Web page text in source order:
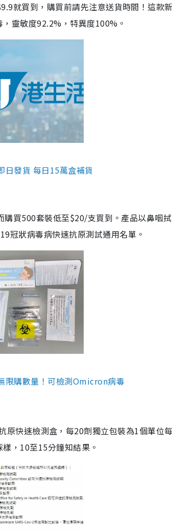
就買到，購買前請先注意送貨時間！這款
靈敏度92.2%，特異度100%。
日發貨 每日15萬盒補貨
買500套裝低至$20/支買到。產品以鼻咽
冠狀病毒病快速抗原測試通用名單。
限購數量！可檢測Omicron病毒
快速檢測盒，每20劑獨立包裝為1個單位
，10至15分鐘知結果。